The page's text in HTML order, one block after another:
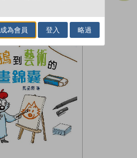
成為會員 登入 略過